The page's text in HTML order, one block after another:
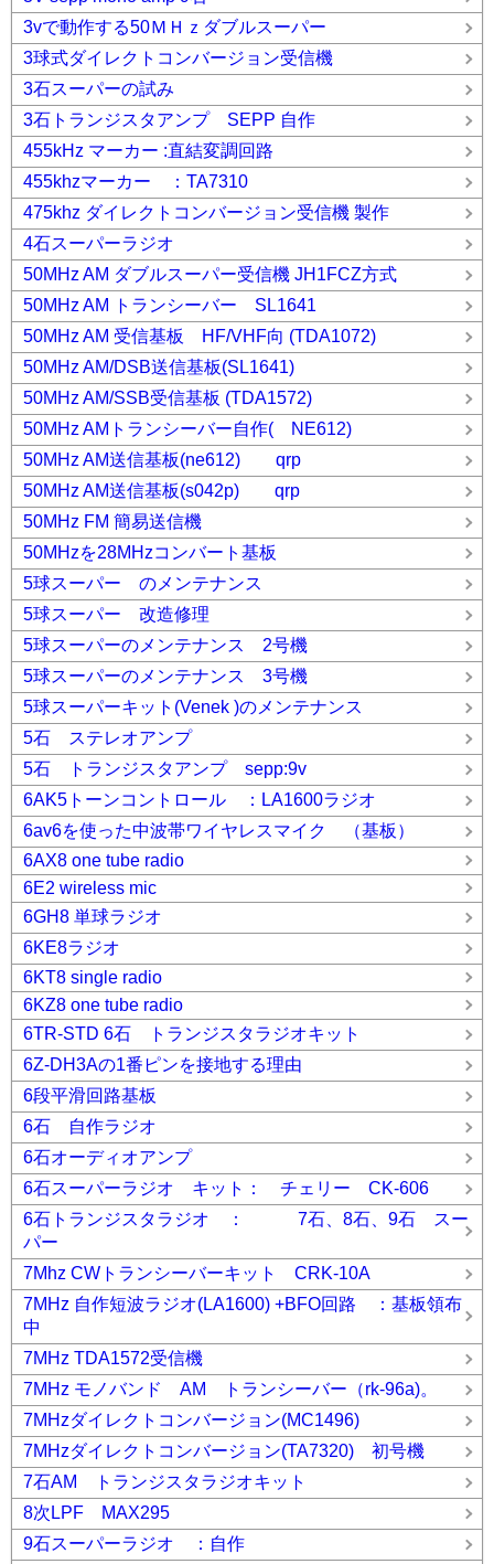
3vで動作する50ＭＨｚダブルスーパー
3球式ダイレクトコンバージョン受信機
3石スーパーの試み
3石トランジスタアンプ SEPP 自作
455kHz マーカー :直結変調回路
455khzマーカー ：TA7310
475khz ダイレクトコンバージョン受信機 製作
4石スーパーラジオ
50MHz AM ダブルスーパー受信機 JH1FCZ方式
50MHz AM トランシーバー SL1641
50MHz AM 受信基板 HF/VHF向 (TDA1072)
50MHz AM/DSB送信基板(SL1641)
50MHz AM/SSB受信基板 (TDA1572)
50MHz AMトランシーバー自作( NE612)
50MHz AM送信基板(ne612) qrp
50MHz AM送信基板(s042p) qrp
50MHz FM 簡易送信機
50MHzを28MHzコンバート基板
5球スーパー のメンテナンス
5球スーパー 改造修理
5球スーパーのメンテナンス 2号機
5球スーパーのメンテナンス 3号機
5球スーパーキット(Venek )のメンテナンス
5石 ステレオアンプ
5石 トランジスタアンプ sepp:9v
6AK5トーンコントロール ：LA1600ラジオ
6av6を使った中波帯ワイヤレスマイク （基板）
6AX8 one tube radio
6E2 wireless mic
6GH8 単球ラジオ
6KE8ラジオ
6KT8 single radio
6KZ8 one tube radio
6TR-STD 6石 トランジスタラジオキット
6Z-DH3Aの1番ピンを接地する理由
6段平滑回路基板
6石 自作ラジオ
6石オーディオアンプ
6石スーパーラジオ キット： チェリー CK-606
6石トランジスタラジオ ： 7石、8石、9石 スー
パー
7Mhz CWトランシーバーキット CRK-10A
7MHz 自作短波ラジオ(LA1600) +BFO回路 ：基板領布
中
7MHz TDA1572受信機
7MHz モノバンド AM トランシーバー（rk-96a)。
7MHzダイレクトコンバージョン(MC1496)
7MHzダイレクトコンバージョン(TA7320) 初号機
7石AM トランジスタラジオキット
8次LPF MAX295
9石スーパーラジオ ：自作